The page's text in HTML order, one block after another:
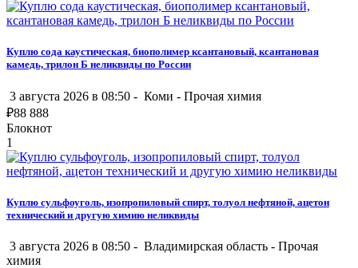
Куплю сода каустическая, биополимер ксантановый, ксантановая
камедь, трилон Б неликвиды по России
3 августа 2026 в 08:50 - Коми - Прочая химия
₽88 888
Блокнот
1
Куплю сульфоуголь, изопропиловый спирт, толуол нефтяной, ацетон
технический и другую химию неликвиды
3 августа 2026 в 08:50 - Владимирская область - Прочая
химия